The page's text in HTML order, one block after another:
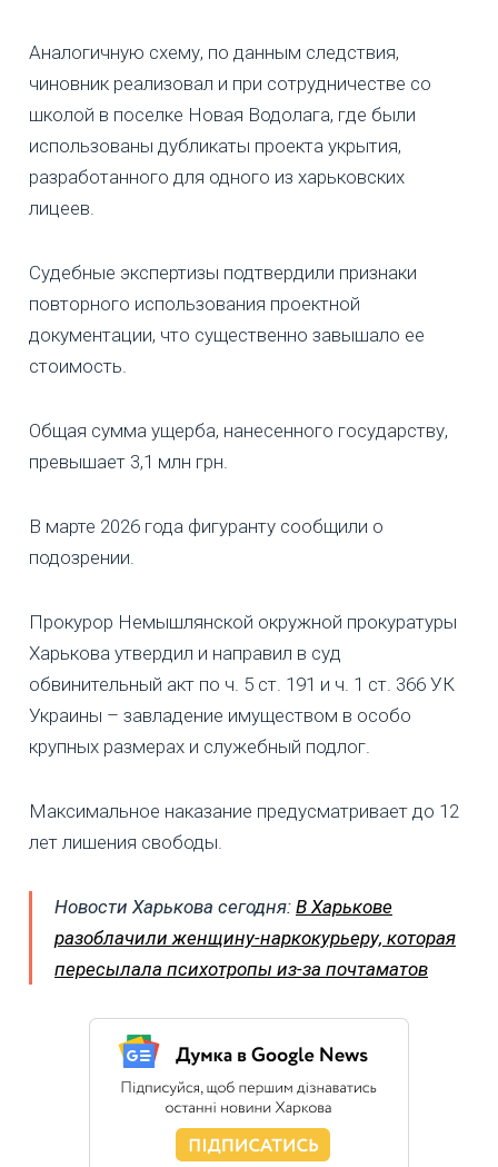
Аналогичную схему, по данным следствия,
чиновник реализовал и при сотрудничестве со
школой в поселке Новая Водолага, где были
использованы дубликаты проекта укрытия,
разработанного для одного из харьковских
лицеев.
Судебные экспертизы подтвердили признаки
повторного использования проектной
документации, что существенно завышало ее
стоимость.
Общая сумма ущерба, нанесенного государству,
превышает 3,1 млн грн.
В марте 2026 года фигуранту сообщили о
подозрении.
Прокурор Немышлянской окружной прокуратуры
Харькова утвердил и направил в суд
обвинительный акт по ч. 5 ст. 191 и ч. 1 ст. 366 УК
Украины – завладение имуществом в особо
крупных размерах и служебный подлог.
Максимальное наказание предусматривает до 12
лет лишения свободы.
Новости Харькова сегодня: В Харькове
разоблачили женщину-наркокурьеру, которая
пересылала психотропы из-за почтаматов